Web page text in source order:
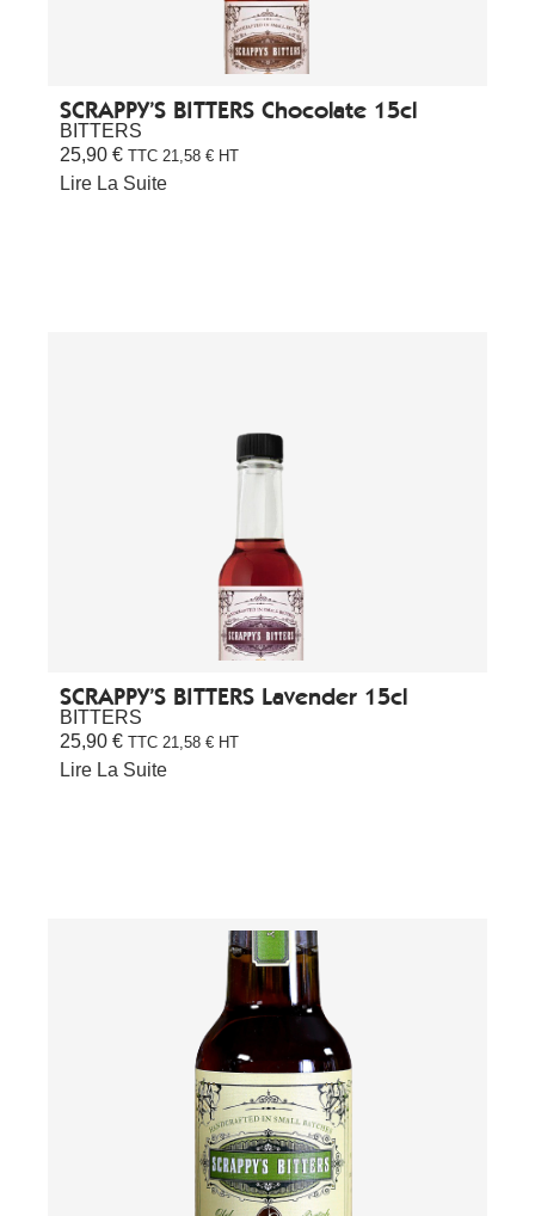
SCRAPPY’S BITTERS Chocolate 15cl
BITTERS
25,90 € TTC 21,58 € HT
Lire La Suite
SCRAPPY’S BITTERS Lavender 15cl
BITTERS
25,90 € TTC 21,58 € HT
Lire La Suite